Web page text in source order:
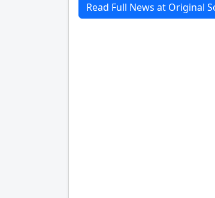
Read Full News at Original